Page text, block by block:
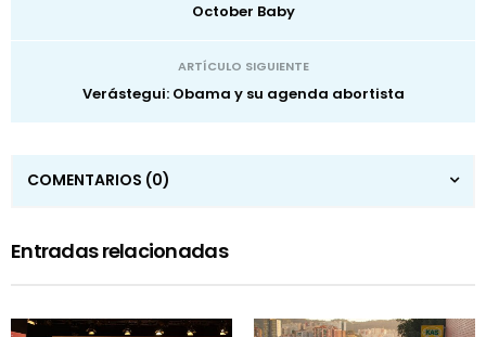
October Baby
ARTÍCULO SIGUIENTE
Verástegui: Obama y su agenda abortista
COMENTARIOS (0)
Entradas relacionadas